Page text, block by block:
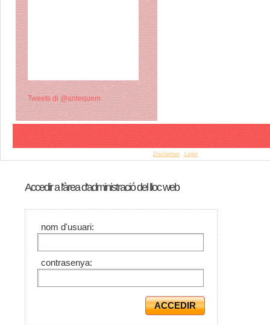
Tweets di @antequem
Disclaimer Login
Accedir a l'àrea d'administració del lloc web
nom d'usuari:
contrasenya: